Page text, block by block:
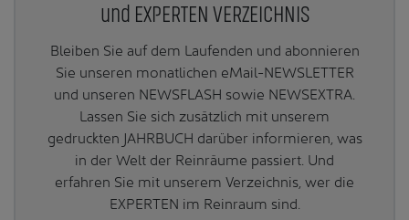
und EXPERTEN VERZEICHNIS
Bleiben Sie auf dem Laufenden und abonnieren
Sie unseren monatlichen eMail-NEWSLETTER
und unseren NEWSFLASH sowie NEWSEXTRA.
Lassen Sie sich zusätzlich mit unserem
gedruckten JAHRBUCH darüber informieren, was
in der Welt der Reinräume passiert. Und
erfahren Sie mit unserem Verzeichnis, wer die
EXPERTEN im Reinraum sind.